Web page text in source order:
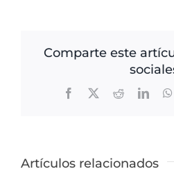
Comparte este
Facebook
X Reddit
Artículos relacionados